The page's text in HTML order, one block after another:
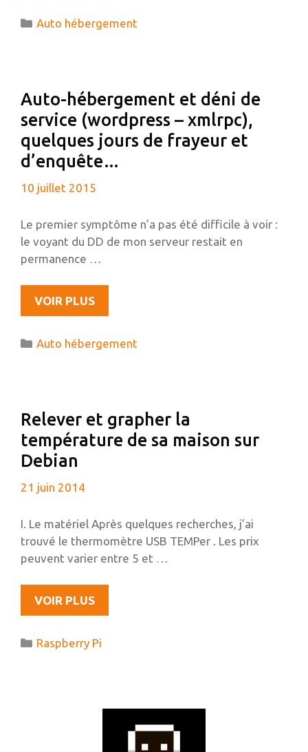
LIST
SERVEUR
PERSO
Catégories
Auto hébergement
Auto-hébergement et déni de
service (wordpress – xmlrpc),
quelques jours de frayeur et
d’enquête…
10 juillet 2015
Le premier symptôme n’a pas été difficile à voir :
le voyant du DD de mon serveur restait en
permanence …
VOIR PLUSAUTO-
HÉBERGEMENT
DÉNI
–
XMLRPC),
ET
D’ENQUÊTE…
Catégories
Auto hébergement
Relever et grapher la
température de sa maison sur
Debian
21 juin 2014
I. Le matériel Après quelques recherches, j’ai
trouvé le thermomètre USB TEMPer . Les prix
peuvent varier entre 5 et …
VOIR PLUSRELEVER
ET
LA
Catégories
Raspberry Pi